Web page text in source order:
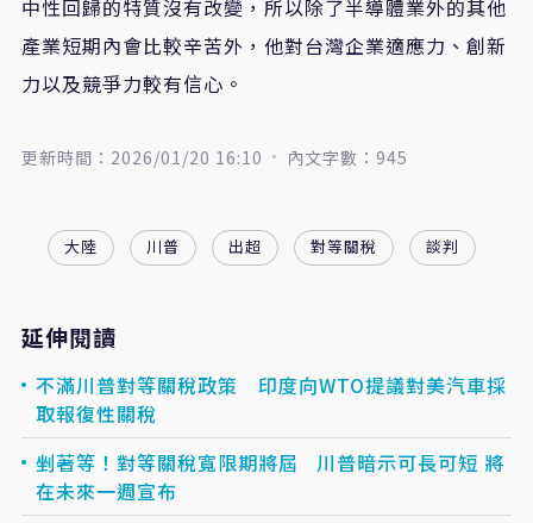
中性回歸的特質沒有改變，所以除了半導體業外的其他
產業短期內會比較辛苦外，他對台灣企業適應力、創新
力以及競爭力較有信心。
更新時間：2026/01/20 16:10 內文字數：945
大陸 川普 出超 對等關稅 談判
延伸閱讀
不滿川普對等關稅政策 印度向WTO提議對美汽車採
取報復性關稅
剉著等！對等關稅寬限期將屆 川普暗示可長可短 將
在未來一週宣布